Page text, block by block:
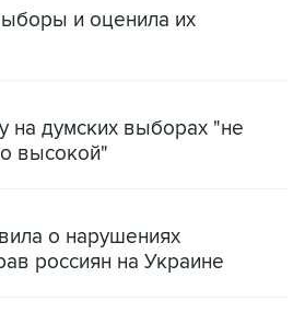
и оценила их
на думских выборах "не
высокой"
о нарушениях
россиян на Украине